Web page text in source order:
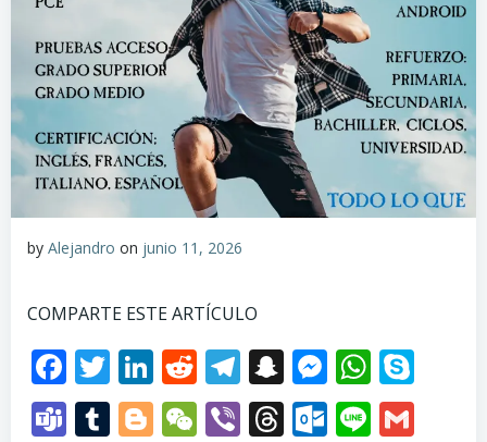
by Alejandro on junio 11, 2026
COMPARTE ESTE ARTÍCULO
Facebook
Twitter
LinkedIn
Reddit
Telegram
Snapchat
Teams
Tumblr
Blogger
WeChat
ViberThreads
Line